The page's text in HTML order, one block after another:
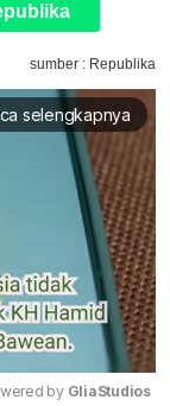
sumber : Republika
selengkapnya
by GliaStudios